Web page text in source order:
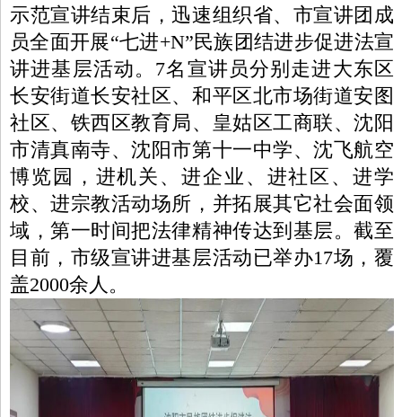
示范宣讲结束后，迅速组织省、市宣讲团成
员全面开展“七进+N”民族团结进步促进法宣
讲进基层活动。7名宣讲员分别走进大东区
长安街道长安社区、和平区北市场街道安图
社区、铁西区教育局、皇姑区工商联、沈阳
市清真南寺、沈阳市第十一中学、沈飞航空
博览园，进机关、进企业、进社区、进学
校、进宗教活动场所，并拓展其它社会面领
域，第一时间把法律精神传达到基层。截至
目前，市级宣讲进基层活动已举办17场，覆
盖2000余人。